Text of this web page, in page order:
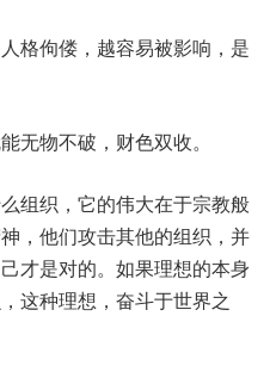
格佝偻，越容易被影响，是
无物不破，财色双收。
组织，它的伟大在于宗教般
，他们攻击其他的组织，并
才是对的。如果理想的本身
这种理想，奋斗于世界之